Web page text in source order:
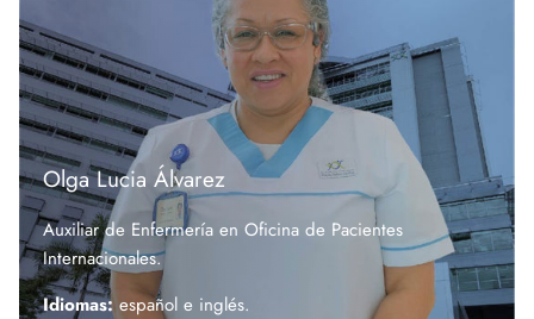
Olga Lucia Álvarez
Auxiliar de Enfermería en Oficina de Pacientes
Internacionales.
Idiomas: español e inglés.